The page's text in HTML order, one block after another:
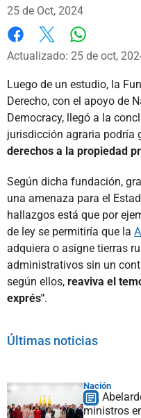
25 de Oct, 2024
Facebook
X
Actualizado: 25 de oct,
Luego de un estudio, la
Derecho, con el apoyo de
Democracy, llegó a la
jurisdicción agraria podría
derechos a la propiedad
Según dicha fundación,
una amenaza para el
hallazgos está que por
de ley se permitiría que la
adquiera o asigne tierras
administrativos sin un
según ellos, reaviva el
exprés".
Últimas noticias
Nación
ministros